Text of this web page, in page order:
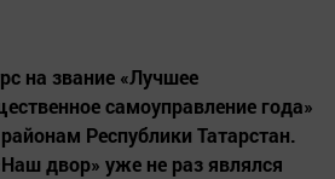
на звание «Лучшее
самоуправление года»
Республики Татарстан.
двор» уже не раз являлся